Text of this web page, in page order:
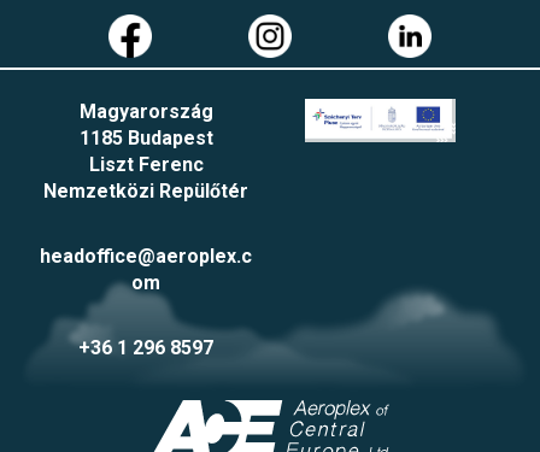
Magyarország
1185 Budapest
Liszt Ferenc
Nemzetközi Repülőtér
headoffice@aeroplex.c
om
+36 1 296 8597